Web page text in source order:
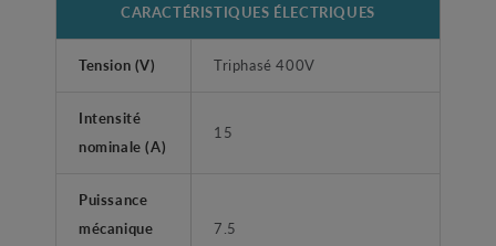
CARACTÉRISTIQUES ÉLECTRIQUES
Tension (V) Triphasé 400V
Intensité
nominale (A)
15
Puissance
mécanique
7.5